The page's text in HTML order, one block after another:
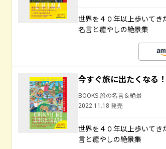
世界を４０年以上歩いてき
名言と癒やしの絶景集
今すぐ旅に出たくなる
BOOKS 旅の名言＆絶景
2022.11.18 発売
世界を４０年以上歩いてき
言と癒やしの絶景集